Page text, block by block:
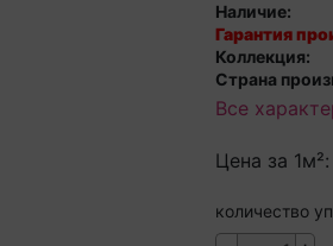
Наличие:
Гарантия
Коллекция:
Страна
Все
Цена за 1м²:
количество